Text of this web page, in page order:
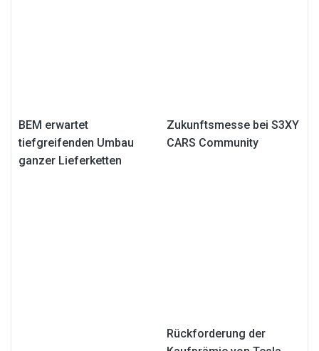
BEM erwartet
tiefgreifenden Umbau
ganzer Lieferketten
Zukunftsmesse bei S3XY
CARS Community
Rückforderung der